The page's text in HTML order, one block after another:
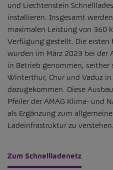
und Liechtenstein
installieren. Insgesamt
maximalen Leistung von 360
Verfügung gestellt. Die ersten
wurden im März 2023 bei der
in Betrieb genommen, seither
Winterthur, Chur und Vaduz
dazugekommen. Diese
Pfeiler der AMAG Klima- und
als Ergänzung zum
Ladeinfrastruktur zu verstehen.
Zum Schnellladenetz